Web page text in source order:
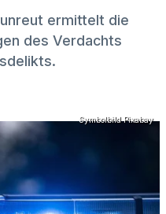
ermittelt die
des Verdachts
Symbolbild Pixabay